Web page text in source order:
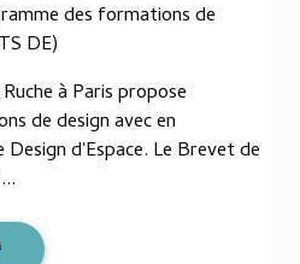
des formations de
DE)
à Paris propose
de design avec en
d'Espace. Le Brevet de